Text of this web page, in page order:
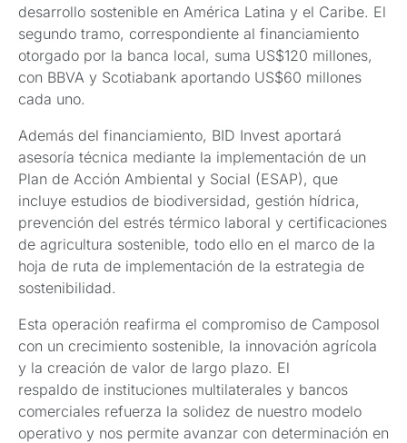
desarrollo sostenible en América Latina y el Caribe. El
segundo tramo, correspondiente al financiamiento
otorgado por la banca local, suma US$120 millones,
con BBVA y Scotiabank aportando US$60 millones
cada uno.
Además del financiamiento, BID Invest aportará
asesoría técnica mediante la implementación de un
Plan de Acción Ambiental y Social (ESAP), que
incluye estudios de biodiversidad, gestión hídrica,
prevención del estrés térmico laboral y certificaciones
de agricultura sostenible, todo ello en el marco de la
hoja de ruta de implementación de la estrategia de
sostenibilidad.
Esta operación reafirma el compromiso de Camposol
con un crecimiento sostenible, la innovación agrícola
y la creación de valor de largo plazo. El
respaldo de instituciones multilaterales y bancos
comerciales refuerza la solidez de nuestro modelo
operativo y nos permite avanzar con determinación en